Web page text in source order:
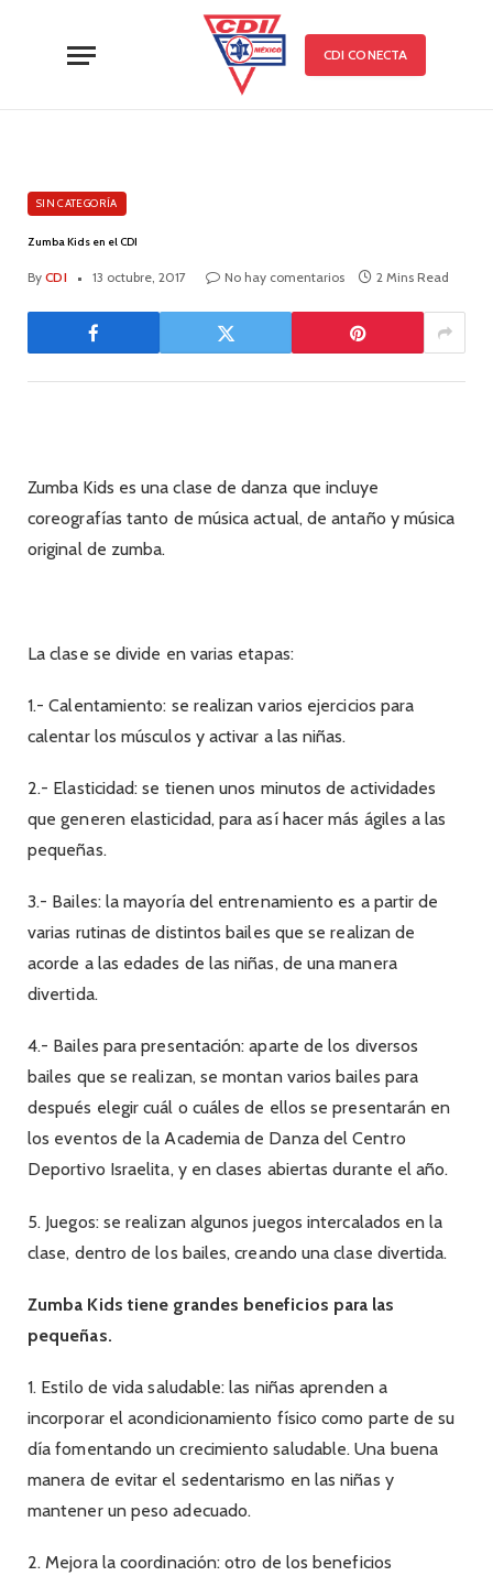
CDI CONECTA
SIN CATEGORÍA
Zumba Kids en el CDI
By CDI 13 octubre, 2017 No hay comentarios 2 Mins Read
Zumba Kids es una clase de danza que incluye
coreografías tanto de música actual, de antaño y música
original de zumba.
La clase se divide en varias etapas:
1.- Calentamiento: se realizan varios ejercicios para
calentar los músculos y activar a las niñas.
2.- Elasticidad: se tienen unos minutos de actividades
que generen elasticidad, para así hacer más ágiles a las
pequeñas.
3.- Bailes: la mayoría del entrenamiento es a partir de
varias rutinas de distintos bailes que se realizan de
acorde a las edades de las niñas, de una manera
divertida.
4.- Bailes para presentación: aparte de los diversos
bailes que se realizan, se montan varios bailes para
después elegir cuál o cuáles de ellos se presentarán en
los eventos de la Academia de Danza del Centro
Deportivo Israelita, y en clases abiertas durante el año.
5. Juegos: se realizan algunos juegos intercalados en la
clase, dentro de los bailes, creando una clase divertida.
Zumba Kids tiene grandes beneficios para las
pequeñas.
1. Estilo de vida saludable: las niñas aprenden a
incorporar el acondicionamiento físico como parte de su
día fomentando un crecimiento saludable. Una buena
manera de evitar el sedentarismo en las niñas y
mantener un peso adecuado.
2. Mejora la coordinación: otro de los beneficios